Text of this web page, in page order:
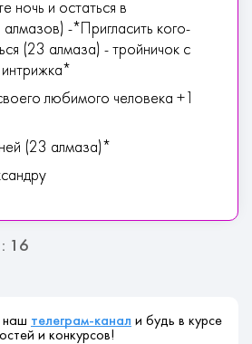
ночь и остаться в
-*Пригласить кого-
(23 алмаза) - тройничок с
любимого человека +1
(23 алмаза)*
16
наш телеграм-канал и будь в курсе
и конкурсов!